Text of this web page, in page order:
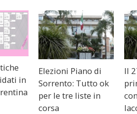
in
Elezioni Piano di
Sorrento: Tutto ok
per le tre liste in
corsa
Il